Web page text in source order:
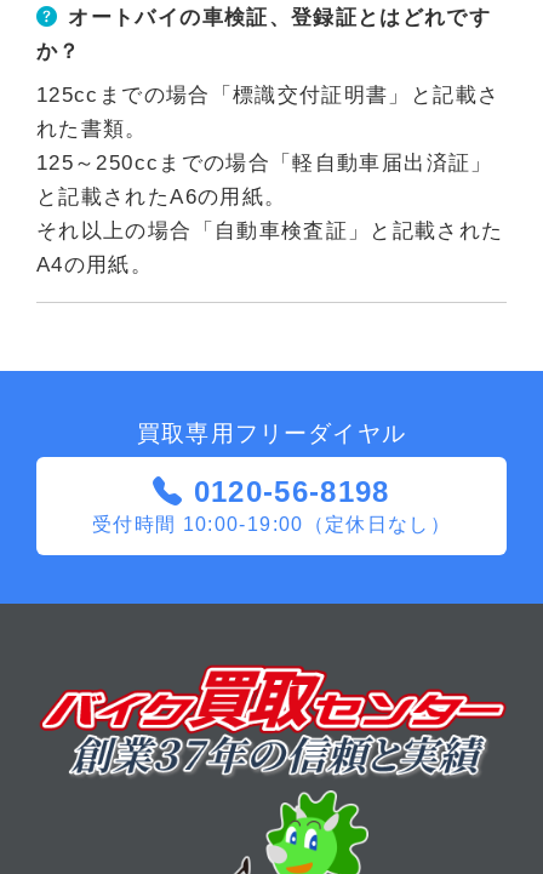
オートバイの車検証、登録証とはどれです
か？
125ccまでの場合「標識交付証明書」と記載さ
れた書類。
125～250ccまでの場合「軽自動車届出済証」
と記載されたA6の用紙。
それ以上の場合「自動車検査証」と記載された
A4の用紙。
買取専用フリーダイヤル
0120-56-8198
受付時間 10:00-19:00（定休日なし）